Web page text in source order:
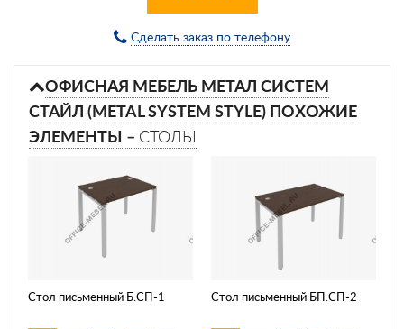
Сделать заказ по телефону
ОФИСНАЯ МЕБЕЛЬ МЕТАЛ СИСТЕМ
СТАЙЛ (METAL SYSTEM STYLE) ПОХОЖИЕ
ЭЛЕМЕНТЫ – СТОЛЫ
Стол письменный Б.СП-1 Стол письменный БП.СП-2